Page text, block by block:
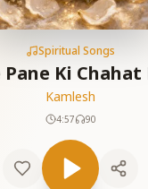
Spiritual Songs
Ki Chahat
Kamlesh
4:57 90